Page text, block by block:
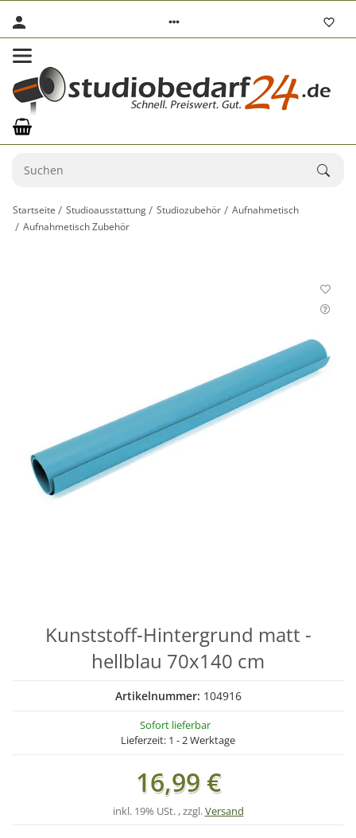
Startseite Studioausstattung Studiozubehör
Aufnahmetisch
Aufnahmetisch Zubehör
Kunststoff-Hintergrund matt -
hellblau 70x140 cm
Artikelnummer: 104916
Sofort lieferbar
Lieferzeit: 1 - 2 Werktage
16,99 €
inkl. 19% USt. , zzgl.Versand